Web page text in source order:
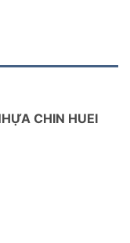
CHIN HUEI